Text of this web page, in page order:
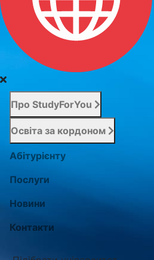
Про StudyForYou
Освіта за кордоном
Абітурієнту
Послуги
Новини
Контакти